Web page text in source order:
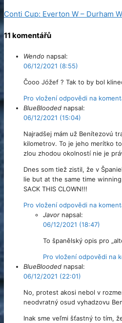
Conti Cup: Everton W – Durham
11 komentářů
Wendo napsal:
06/12/2021 (8:55)
Čooo Jóžef ? Tak to by bol
Pro vložení odpovědi na
BlueBlooded napsal:
06/12/2021 (15:04)
Najradšej mám už Benítezovú
kilometrov. To je jeho merítko
zlou zhodou okolností nie je
Dnes som tiež zistil, že v
lie but at the same time
SACK THIS CLOWN!!!
Pro vložení odpovědi na
Javor napsal:
06/12/2021 (18:47)
To španělský opis pro
Pro vložení odpovědi na
BlueBlooded napsal:
06/12/2021 (22:01)
No, protest akosi nebol v
neodvratný osud vyhadzovu
Inak sme veľmi šťastný to tím,